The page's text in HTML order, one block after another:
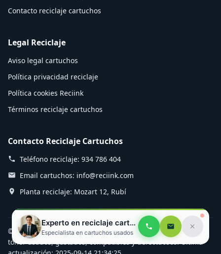
Experto en reciclaje cartuchos
Especialista en cartuchos usados
Contacto reciclaje cartuchos
Legal Reciclaje
Aviso legal cartuchos
Política privacidad reciclaje
Política cookies Reciink
Términos reciclaje cartuchos
Contacto Reciclaje Cartuchos
Teléfono reciclaje: 934 786 404
Email cartuchos: info@reciink.com
Planta reciclaje: Mozart 12, Rubí
© 2025 Reciink - Especialistas en reciclaje de cartuchos de
tóner usados, gastados, compatibles y defectuosos. Última